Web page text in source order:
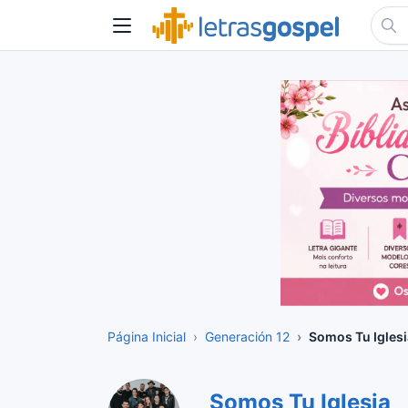
Página Inicial Generación 12 Somos Tu
Somos Tu Iglesia